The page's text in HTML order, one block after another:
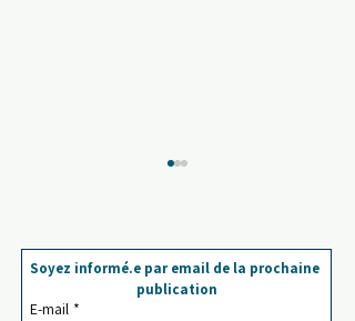
Soyez informé.e par email de la prochaine
publication
E-mail *